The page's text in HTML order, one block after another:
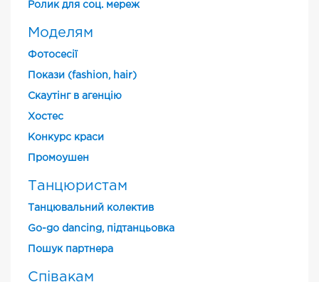
Ролик для соц. мереж
Моделям
Фотосесії
Покази (fashion, hair)
Скаутінг в агенцію
Хостес
Конкурс краси
Промоушен
Танцюристам
Танцювальний колектив
Go-go dancing, підтанцьовка
Пошук партнера
Співакам